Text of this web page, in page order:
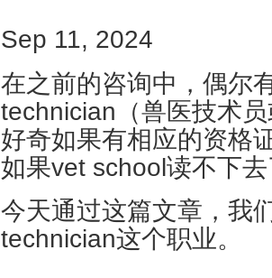
Sep 11, 2024
在之前的咨询中，偶尔
technician（兽医技术
好奇如果有相应的资格
如果vet school读不下
今天通过这篇文章，我
technician这个职业。